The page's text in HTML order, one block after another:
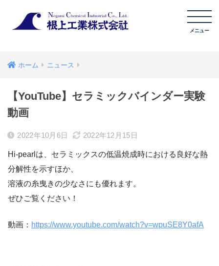
ホーム ニュース
【YouTube】セラミックバインダー実験
動画
2022年10月6日 2022年12月15日
Hi-pearlは、セラミックスの低温焼成時における良好な熱
分解性を示すほか、
溶液の糸曳きの少なさにも優れます。
ぜひご覧ください！
動画： https://www.youtube.com/watch?v=wpuSE8Y0afA